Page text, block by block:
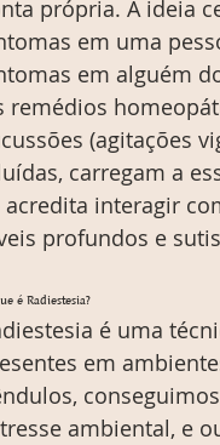
própria. A ideia
em uma
em alguém
remédios
(agitações
carregam a
acredita interagir
profundos e
é Radiestesia?
é uma
em
ambiental, e